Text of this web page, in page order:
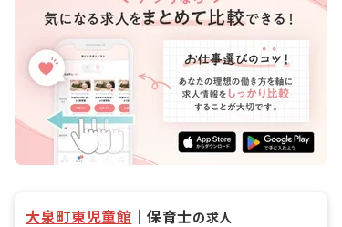
大泉町東児童館 ｜保育士の求人